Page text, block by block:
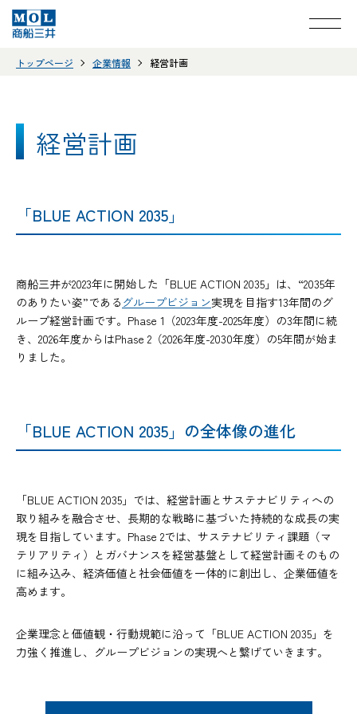
トップページ 企業情報 経営計画
経営計画
「BLUE ACTION 2035」
商船三井が2023年に開始した「BLUE ACTION 2035」は、“2035年
のありたい姿”である グループビジョン実現を目指す13年間のグ
ループ経営計画です。Phase 1（2023年度-2025年度）の3年間に続
き、2026年度からはPhase 2（2026年度-2030年度）の5年間が始ま
りました。
「BLUE ACTION 2035」の全体像の進化
「BLUE ACTION 2035」では、経営計画とサステナビリティへの
取り組みを融合させ、長期的な戦略に基づいた持続的な成長の実
現を目指しています。Phase 2では、サステナビリティ課題（マ
テリアリティ）とガバナンスを経営基盤として経営計画そのもの
に組み込み、経済価値と社会価値を一体的に創出し、企業価値を
高めます。
企業理念と価値観・行動規範に沿って「BLUE ACTION 2035」を
力強く推進し、グループビジョンの実現へと繋げていきます。